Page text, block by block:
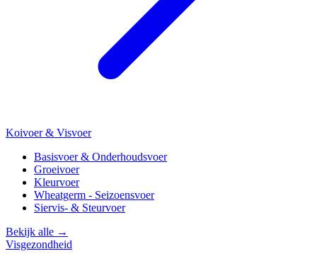
Koivoer & Visvoer
Basisvoer & Onderhoudsvoer
Groeivoer
Kleurvoer
Wheatgerm - Seizoensvoer
Siervis- & Steurvoer
Bekijk alle →
Visgezondheid